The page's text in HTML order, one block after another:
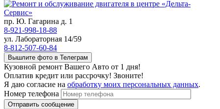
пр. Ю. Гагарина д. 1
8-921-998-18-88
ул. Лабораторная 14/59
8-812-507-60-84
Вышлите фото в Телеграм
Кузовной ремонт Вашего Авто от 1 дня!
Оплатив кредит или рассрочку! Звоните!
Я даю согласие на обработку моих персональных данных.
Номер телефона